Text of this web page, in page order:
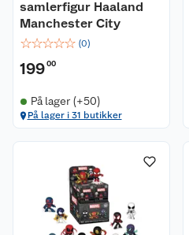
samlerfigur Haaland
Manchester City
☆☆☆☆☆ (0)
19900
På lager (+50)
På lager i 31 butikker